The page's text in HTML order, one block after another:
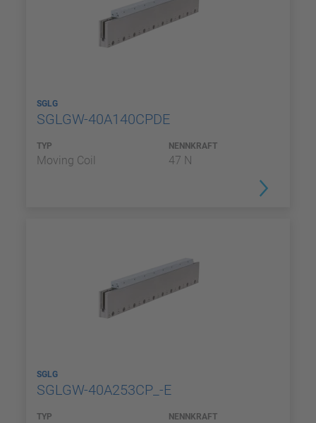
SGLG
SGLGW-40A140CPDE
TYP
Moving Coil
NENNKRAFT
47 N
SGLG
SGLGW-40A253CP_-E
TYP NENNKRAFT